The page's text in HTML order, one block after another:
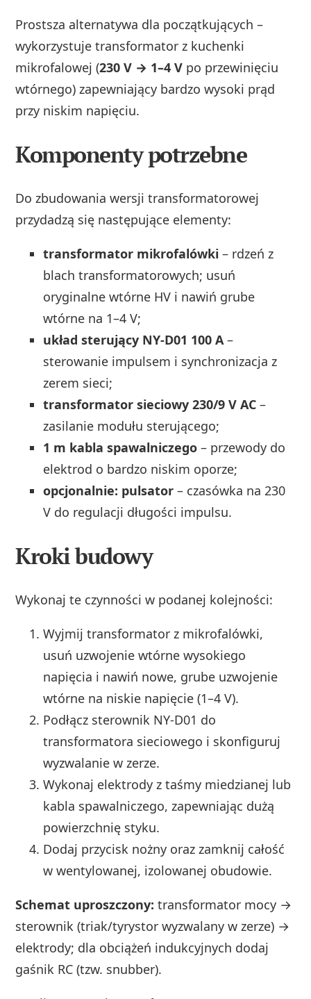
Prostsza alternatywa dla początkujących –
wykorzystuje transformator z kuchenki
mikrofalowej (230 V → 1–4 V po przewinięciu
wtórnego) zapewniający bardzo wysoki prąd
przy niskim napięciu.
Komponenty potrzebne
Do zbudowania wersji transformatorowej
przydadzą się następujące elementy:
transformator mikrofalówki – rdzeń z
blach transformatorowych; usuń
oryginalne wtórne HV i nawiń grube
wtórne na 1–4 V;
układ sterujący NY-D01 100 A –
sterowanie impulsem i synchronizacja z
zerem sieci;
transformator sieciowy 230/9 V AC –
zasilanie modułu sterującego;
1 m kabla spawalniczego – przewody do
elektrod o bardzo niskim oporze;
opcjonalnie: pulsator – czasówka na 230
V do regulacji długości impulsu.
Kroki budowy
Wykonaj te czynności w podanej kolejności:
Wyjmij transformator z mikrofalówki,
usuń uzwojenie wtórne wysokiego
napięcia i nawiń nowe, grube uzwojenie
wtórne na niskie napięcie (1–4 V).
Podłącz sterownik NY-D01 do
transformatora sieciowego i skonfiguruj
wyzwalanie w zerze.
Wykonaj elektrody z taśmy miedzianej lub
kabla spawalniczego, zapewniając dużą
powierzchnię styku.
Dodaj przycisk nożny oraz zamknij całość
w wentylowanej, izolowanej obudowie.
Schemat uproszczony: transformator mocy →
sterownik (triak/tyrystor wyzwalany w zerze) →
elektrody; dla obciążeń indukcyjnych dodaj
gaśnik RC (tzw. snubber).